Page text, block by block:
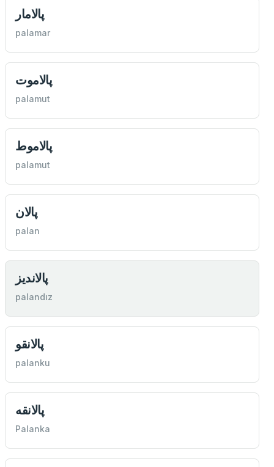
پالامار
palamar
پالاموت
palamut
پالاموط
palamut
پالان
palan
پالانديز
palandız
پالانقو
palanku
پالانقه
Palanka